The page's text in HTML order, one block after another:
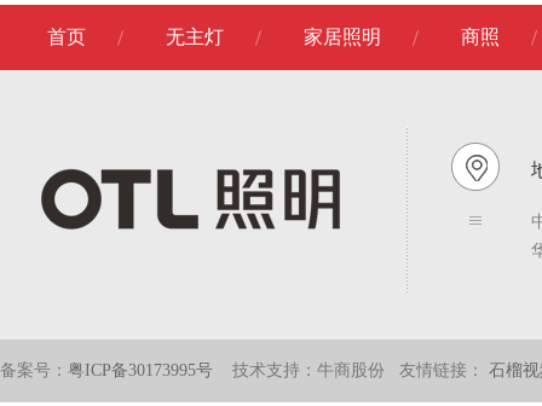
首页 无主灯 家居照明 商照
备案号： 粤ICP备30173995号 技术支持：牛商股份 友情链接： 石榴